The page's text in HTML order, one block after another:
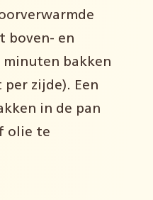
boven- en
bakken
zijde). Een
in de pan
olie te